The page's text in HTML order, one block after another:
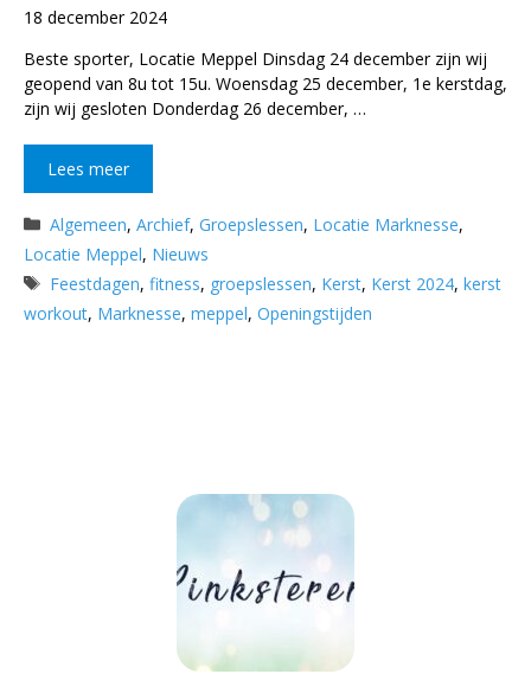
18 december 2024
Beste sporter, Locatie Meppel Dinsdag 24 december zijn wij
geopend van 8u tot 15u. Woensdag 25 december, 1e kerstdag,
zijn wij gesloten Donderdag 26 december, …
Lees meer
Categorieën
Algemeen,Archief,Groepslessen, Locatie Marknesse,
Locatie Meppel, Nieuws
Tags
Feestdagen,fitness, groepslessen, Kerst, Kerst 2024,kerst
workout, Marknesse, meppel, Openingstijden